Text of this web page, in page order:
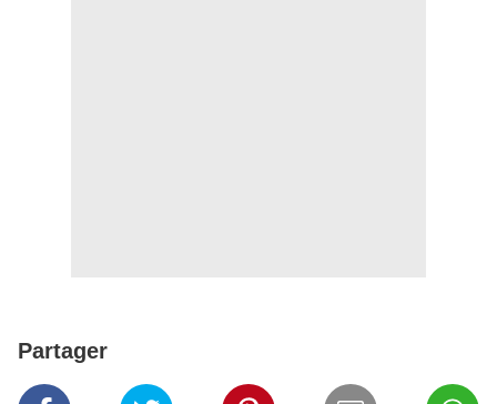
Partager